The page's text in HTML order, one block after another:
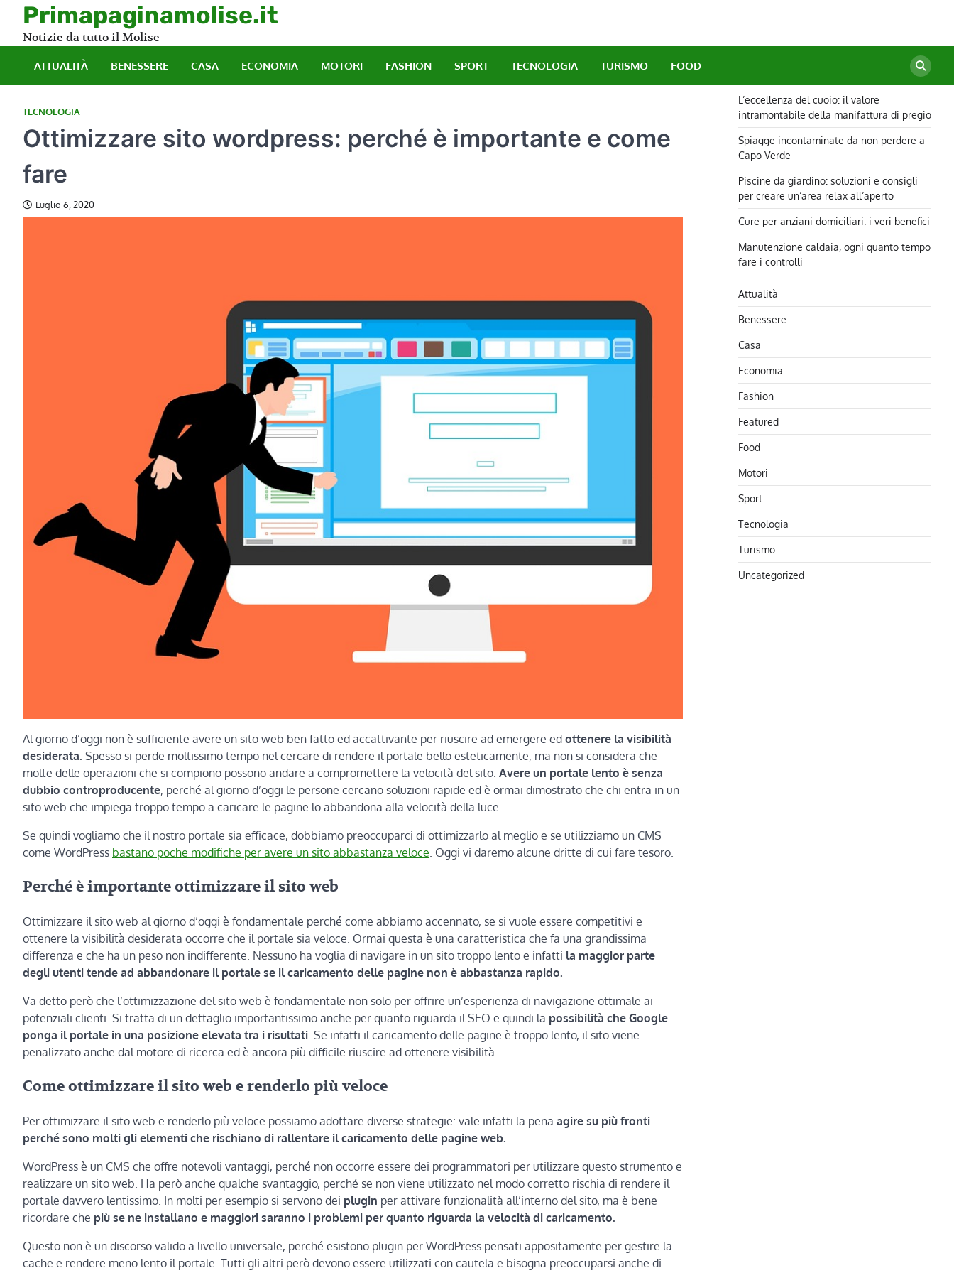
content
Primapaginamolise.it
Notizie da tutto il Molise
ATTUALITÀ BENESSERE CASA ECONOMIA MOTORI FASHION SPORT TECNOLOGIA TURISMO FOOD
TECNOLOGIA
Ottimizzare sito wordpress: perché è importante e come
fare
Luglio 6, 2020
Al giorno d’oggi non è sufficiente avere un sito web ben fatto ed accattivante per riuscire ad emergere ed ottenere la visibilità
desiderata. Spesso si perde moltissimo tempo nel cercare di rendere il portale bello esteticamente, ma non si considera che
molte delle operazioni che si compiono possono andare a compromettere la velocità del sito. Avere un portale lento è senza
dubbio controproducente, perché al giorno d’oggi le persone cercano soluzioni rapide ed è ormai dimostrato che chi entra in un
sito web che impiega troppo tempo a caricare le pagine lo abbandona alla velocità della luce.
Se quindi vogliamo che il nostro portale sia efficace, dobbiamo preoccuparci di ottimizzarlo al meglio e se utilizziamo un CMS
come WordPress bastano poche modifiche per avere un sito abbastanza veloce. Oggi vi daremo alcune dritte di cui fare tesoro.
Perché è importante ottimizzare il sito web
Ottimizzare il sito web al giorno d’oggi è fondamentale perché come abbiamo accennato, se si vuole essere competitivi e
ottenere la visibilità desiderata occorre che il portale sia veloce. Ormai questa è una caratteristica che fa una grandissima
differenza e che ha un peso non indifferente. Nessuno ha voglia di navigare in un sito troppo lento e infatti la maggior parte
degli utenti tende ad abbandonare il portale se il caricamento delle pagine non è abbastanza rapido.
Va detto però che l’ottimizzazione del sito web è fondamentale non solo per offrire un’esperienza di navigazione ottimale ai
potenziali clienti. Si tratta di un dettaglio importantissimo anche per quanto riguarda il SEO e quindi la possibilità che Google
ponga il portale in una posizione elevata tra i risultati . Se infatti il caricamento delle pagine è troppo lento, il sito viene
penalizzato anche dal motore di ricerca ed è ancora più difficile riuscire ad ottenere visibilità.
Come ottimizzare il sito web e renderlo più veloce
Per ottimizzare il sito web e renderlo più veloce possiamo adottare diverse strategie: vale infatti la pena agire su più fronti
perché sono molti gli elementi che rischiano di rallentare il caricamento delle pagine web.
WordPress è un CMS che offre notevoli vantaggi, perché non occorre essere dei programmatori per utilizzare questo strumento e
realizzare un sito web. Ha però anche qualche svantaggio, perché se non viene utilizzato nel modo corretto rischia di rendere il
portale davvero lentissimo. In molti per esempio si servono dei plugin per attivare funzionalità all’interno del sito, ma è bene
ricordare che più se ne installano e maggiori saranno i problemi per quanto riguarda la velocità di caricamento.
Questo non è un discorso valido a livello universale, perché esistono plugin per WordPress pensati appositamente per gestire la
cache e rendere meno lento il portale. Tutti gli altri però devono essere utilizzati con cautela e bisogna preoccuparsi anche di
L’eccellenza del cuoio: il valore
intramontabile della manifattura di pregio
Spiagge incontaminate da non perdere a
Capo Verde
Piscine da giardino: soluzioni e consigli
per creare un’area relax all’aperto
Cure per anziani domiciliari: i veri benefici
Manutenzione caldaia, ogni quanto tempo
fare i controlli
Attualità
Benessere
Casa
Economia
Fashion
Featured
Food
Motori
Sport
Tecnologia
Turismo
Uncategorized